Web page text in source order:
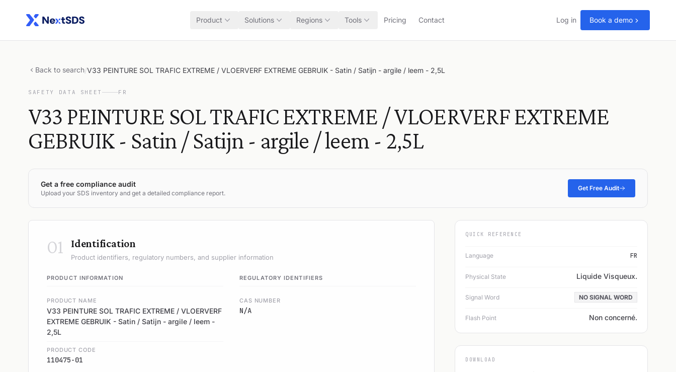
Product Solutions Regions Tools Pricing Contact Log in Book a demo
Back to search/V33 PEINTURE SOL TRAFIC EXTREME / VLOERVERF EXTREME GEBRUIK - Satin / Satijn - argile / leem - 2,5L
SAFETY DATA SHEET FR
V33 PEINTURE SOL TRAFIC EXTREME / VLOERVERF EXTREME
GEBRUIK - Satin / Satijn - argile / leem - 2,5L
Get a free compliance audit
Upload your SDS inventory and get a detailed compliance report.
Get Free Audit
01 Identification
Product identifiers, regulatory numbers, and supplier information
PRODUCT INFORMATION
PRODUCT NAME
V33 PEINTURE SOL TRAFIC EXTREME / VLOERVERF
EXTREME GEBRUIK - Satin / Satijn - argile / leem -
2,5L
PRODUCT CODE
110475-01
REGULATORY IDENTIFIERS
CAS NUMBER
N/A
QUICK REFERENCE
Language FR
Physical State Liquide Visqueux.
Signal Word NO SIGNAL WORD
Flash Point Non concerné.
DOWNLOAD